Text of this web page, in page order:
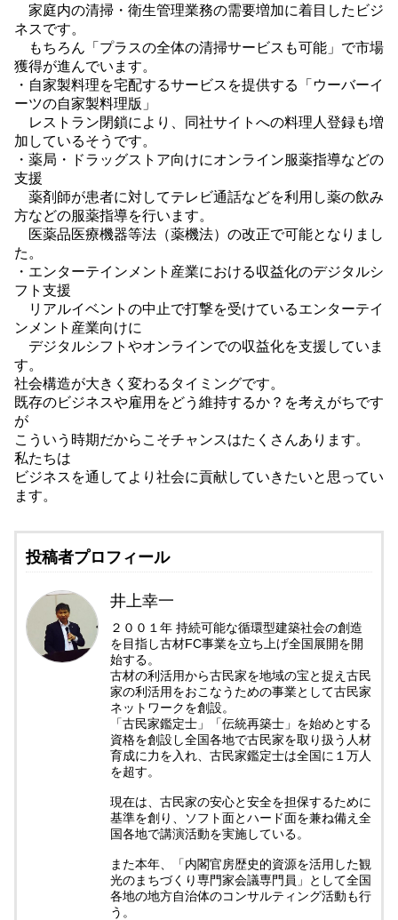
家庭内の清掃・衛生管理業務の需要増加に着目したビジ
ネスです。
もちろん「プラスの全体の清掃サービスも可能」で市場
獲得が進んでいます。
・自家製料理を宅配するサービスを提供する「ウーバーイ
ーツの自家製料理版」
レストラン閉鎖により、同社サイトへの料理人登録も増
加しているそうです。
・薬局・ドラッグストア向けにオンライン服薬指導などの
支援
薬剤師が患者に対してテレビ通話などを利用し薬の飲み
方などの服薬指導を行います。
医薬品医療機器等法（薬機法）の改正で可能となりまし
た。
・エンターテインメント産業における収益化のデジタルシ
フト支援
リアルイベントの中止で打撃を受けているエンターテイ
ンメント産業向けに
デジタルシフトやオンラインでの収益化を支援していま
す。
社会構造が大きく変わるタイミングです。
既存のビジネスや雇用をどう維持するか？を考えがちです
が
こういう時期だからこそチャンスはたくさんあります。
私たちは
ビジネスを通してより社会に貢献していきたいと思ってい
ます。
投稿者プロフィール
井上幸一
２００１年 持続可能な循環型建築社会の創造
を目指し古材FC事業を立ち上げ全国展開を開
始する。
古材の利活用から古民家を地域の宝と捉え古民
家の利活用をおこなうための事業として古民家
ネットワークを創設。
「古民家鑑定士」「伝統再築士」を始めとする
資格を創設し全国各地で古民家を取り扱う人材
育成に力を入れ、古民家鑑定士は全国に１万人
を超す。
現在は、古民家の安心と安全を担保するために
基準を創り、ソフト面とハード面を兼ね備え全
国各地で講演活動を実施している。
また本年、「内閣官房歴史的資源を活用した観
光のまちづくり専門家会議専門員」として全国
各地の地方自治体のコンサルティング活動も行
う。